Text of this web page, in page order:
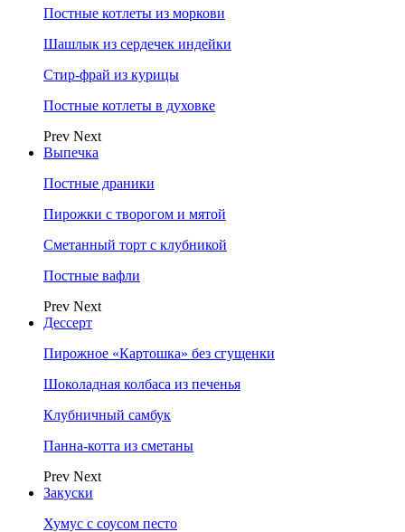
Постные котлеты из моркови
Шашлык из сердечек индейки
Стир-фрай из курицы
Постные котлеты в духовке
Prev Next
Выпечка
Постные драники
Пирожки с творогом и мятой
Сметанный торт с клубникой
Постные вафли
Prev Next
Дессерт
Пирожное «Картошка» без сгущенки
Шоколадная колбаса из печенья
Клубничный самбук
Панна-котта из сметаны
Prev Next
Закуски
Хумус с соусом песто